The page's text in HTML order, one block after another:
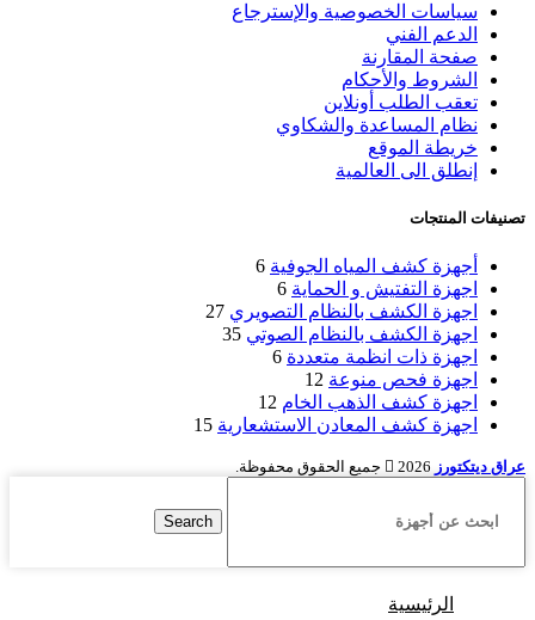
سياسات الخصوصية والإسترجاع
الدعم الفني
صفحة المقارنة
الشروط والأحكام
تعقب الطلب أونلاين
نظام المساعدة والشكاوي
خريطة الموقع
إنطلق الى العالمية
تصنيفات المنتجات
أجهزة كشف المياه الجوفية 6
اجهزة التفتيش و الحماية 6
اجهزة الكشف بالنظام التصويري 27
اجهزة الكشف بالنظام الصوتي 35
اجهزة ذات انظمة متعددة 6
اجهزة فحص منوعة 12
اجهزة كشف الذهب الخام 12
اجهزة كشف المعادن الاستشعارية 15
عراق ديتكتورز 2026 جميع الحقوق محفوظة.
Search
الرئيسية